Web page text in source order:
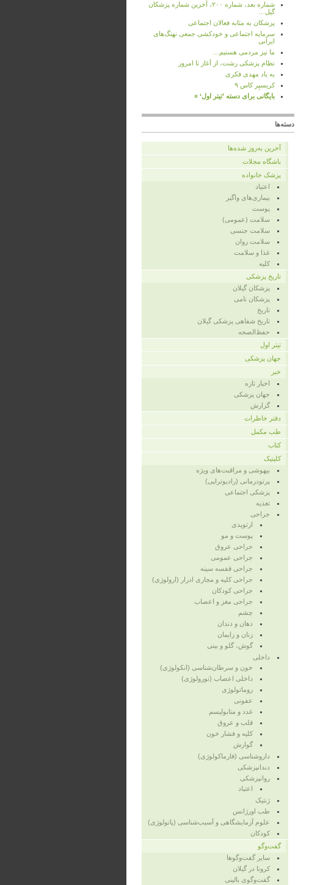
شماره بعد، شماره ۲۰۰، آخرین شماره پزشکان
گیل…
پزشکان به‌ مثابه فعالان اجتماعی
سرمایه اجتماعی و خودکشی جمعی نهنگ‌های
ایرانی
ما نیز مردمی هستیم…
نظام پزشکی رشت، از آغاز تا امروز
به ‌یاد مهدی فکری
کریسپِر کاس ۹
بایگانی برای دسته ’تیتر اول‘ »
دسته‌ها
آخرین به‌روز شده‌ها
باشگاه مجلات
پزشک خانواده
اعتیاد
بیماری‌های واگیر
پوست
سلامت (عمومی)
سلامت جنسی
سلامت روان
غذا و سلامت
کلیه
تاریخ پزشکی
پزشکان گیلان
پزشکان نامی
تاریخ
تاریخ شفاهی پزشکی گیلان
حفظ‌الصحه
تیتر اول
جهان پزشکی
خبر
اخبار تازه
جهان پزشکی
گزارش
دفتر خاطرات
طب مکمل
کتاب
کلینیک
بیهوشی و مراقبت‌های ویژه
پرتودرمانی (رادیوتراپی)
پزشکی اجتماعی
تغذیه
جراحی
ارتوپدی
پوست و مو
جراحی عروق
جراحی عمومی
جراحی قفسه‌ سینه
جراحی کلیه و مجاری ادرار (ارولوژی)
جراحی کودکان
جراحی مغز و اعصاب
چشم
دهان و دندان
زنان و زایمان
گوش، گلو و بینی
داخلی
خون و سرطان‌شناسی (انکولوژی)
داخلی اعصاب (نورولوژی)
روماتولوژی
عفونی
غدد و متابولیسم
قلب و عروق
کلیه و فشار خون
گوارش
داروشناسی (فارماکولوژی)
دندانپزشکی
روانپزشکی
اعتیاد
ژنتیک
طب اورژانس
علوم آزمایشگاهی و آسیب‌شناسی (پاتولوژی)
کودکان
گفت‌وگو
سایر گفت‌وگوها
کرونا در گیلان
گفت‌وگوی بالینی